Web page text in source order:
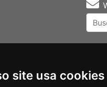
site usa cookies